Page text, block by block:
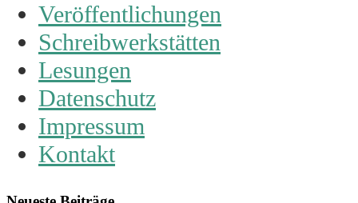
Veröffentlichungen
Schreibwerkstätten
Lesungen
Datenschutz
Impressum
Kontakt